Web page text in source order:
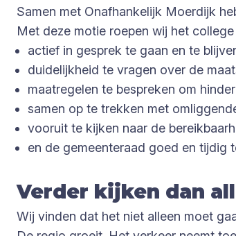
Samen met Onafhankelijk Moerdijk
Met deze motie roepen wij het
actief in gesprek te gaan en te
duidelijkheid te vragen over de
maatregelen te bespreken om
samen op te trekken met
vooruit te kijken naar de
en de gemeenteraad goed en tijdig
Verder kijken dan
Wij vinden dat het niet alleen moet